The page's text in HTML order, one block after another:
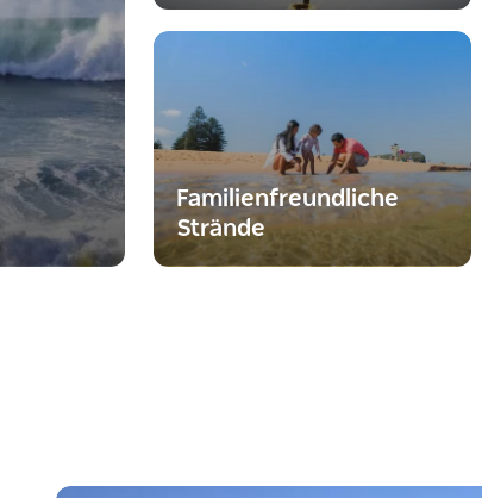
Familienfreundliche
Strände